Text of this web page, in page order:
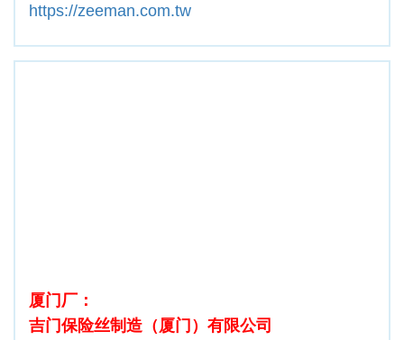
https://zeeman.com.tw
厦门厂：
吉门保险丝制造（厦门）有限公司